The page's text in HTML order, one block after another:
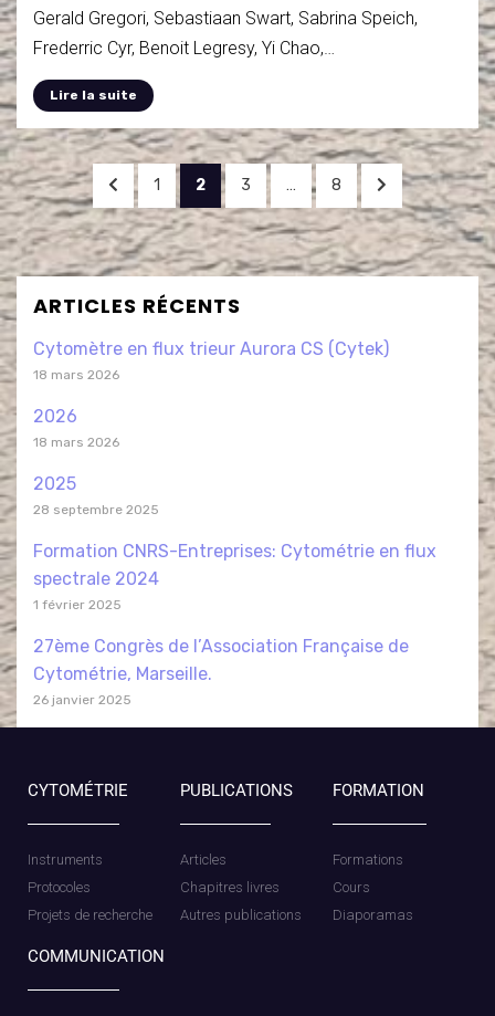
Gerald Gregori, Sebastiaan Swart, Sabrina Speich,
Frederric Cyr, Benoit Legresy, Yi Chao,…
Lire la suite
1 2 3 … 8
ARTICLES RÉCENTS
Cytomètre en flux trieur Aurora CS (Cytek)
18 mars 2026
2026
18 mars 2026
2025
28 septembre 2025
Formation CNRS-Entreprises: Cytométrie en flux
spectrale 2024
1 février 2025
27ème Congrès de l’Association Française de
Cytométrie, Marseille.
26 janvier 2025
CYTOMÉTRIE
Instruments
Protocoles
Projets de recherche
PUBLICATIONS
Articles
Chapitres livres
Autres publications
FORMATION
Formations
Cours
Diaporamas
COMMUNICATION